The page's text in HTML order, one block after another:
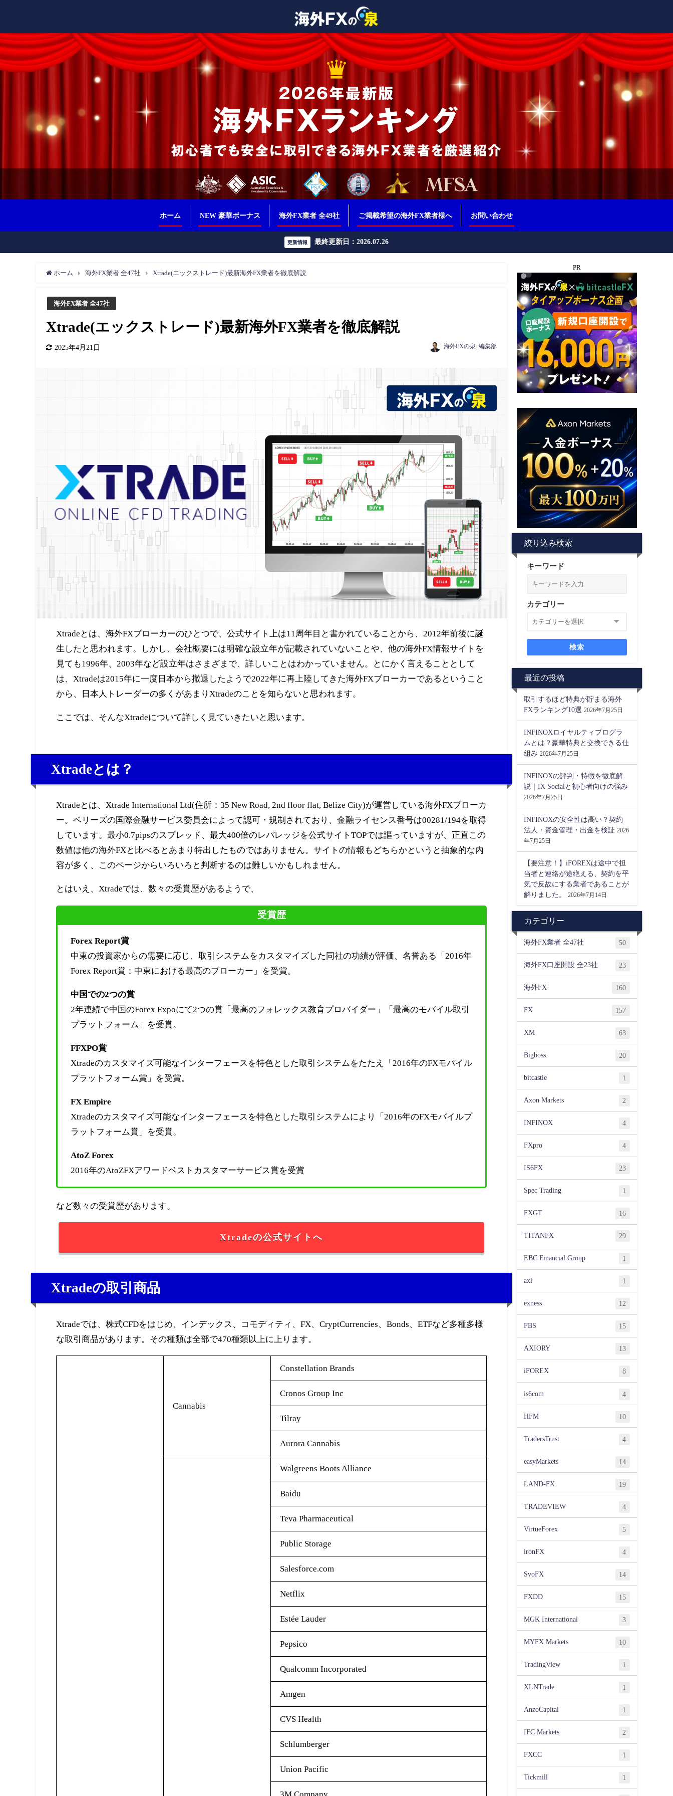
ホーム NEW 豪華ボーナス 海外FX業者 全49社 ご掲載希望の海外FX業者様へ お問い合わせ
更新情報 最終更新日：2026.07.26
ホーム 海外FX業者 全47社 Xtrade(エックストレード)最新海外FX業者を徹底解説
海外FX業者 全47社
Xtrade(エックストレード)最新海外FX業者を徹底解説
2025年4月21日 海外FXの泉_編集部
Xtradeとは、海外FXブローカーのひとつで、公式サイト上は11周年目と書かれていることから、2012年前後に誕
生したと思われます。しかし、会社概要には明確な設立年が記載されていないことや、他の海外FX情報サイトを
見ても1996年、2003年など設立年はさまざまで、詳しいことはわかっていません。とにかく言えることとして
は、Xtradeは2015年に一度日本から撤退したようで2022年に再上陸してきた海外FXブローカーであるということ
から、日本人トレーダーの多くがあまりXtradeのことを知らないと思われます。
ここでは、そんなXtradeについて詳しく見ていきたいと思います。
Xtradeとは？
Xtradeとは、Xtrade International Ltd(住所：35 New Road, 2nd floor flat, Belize City)が運営している海外FXブローカ
ー。ベリーズの国際金融サービス委員会によって認可・規制されており、金融ライセンス番号は00281/194を取得
しています。最小0.7pipsのスプレッド、最大400倍のレバレッジを公式サイトTOPでは謳っていますが、正直この
数値は他の海外FXと比べるとあまり特出したものではありません。サイトの情報もどちらかというと抽象的な内
容が多く、このページからいろいろと判断するのは難しいかもしれません。
とはいえ、Xtradeでは、数々の受賞歴があるようで、
受賞歴
Forex Report賞
中東の投資家からの需要に応じ、取引システムをカスタマイズした同社の功績が評価、名誉ある「2016年
Forex Report賞：中東における最高のブローカー」を受賞。
中国での2つの賞
2年連続で中国のForex Expoにて2つの賞「最高のフォレックス教育プロバイダー」「最高のモバイル取引
プラットフォーム」を受賞。
FFXPO賞
Xtradeのカスタマイズ可能なインターフェースを特色とした取引システムをたたえ「2016年のFXモバイル
プラットフォーム賞」を受賞。
FX Empire
Xtradeのカスタマイズ可能なインターフェースを特色とした取引システムにより「2016年のFXモバイルプ
ラットフォーム賞」を受賞。
AtoZ Forex
2016年のAtoZFXアワードベストカスタマーサービス賞を受賞
など数々の受賞歴があります。
Xtradeの公式サイトへ
Xtradeの取引商品
Xtradeでは、株式CFDをはじめ、インデックス、コモディティ、FX、CryptCurrencies、Bonds、ETFなど多種多様
な取引商品があります。その種類は全部で470種類以上に上ります。
Cannabis
Constellation Brands
Cronos Group Inc
Tilray
Aurora Cannabis
Walgreens Boots Alliance
Baidu
Teva Pharmaceutical
Public Storage
Salesforce.com
Netflix
Estée Lauder
Pepsico
Qualcomm Incorporated
Amgen
CVS Health
Schlumberger
Union Pacific
3M Company
PR
絞り込み検索
キーワード
カテゴリー
検索
最近の投稿
取引するほど特典が貯まる海外
FXランキング10選 2026年7月25日
INFINOXロイヤルティプログラ
ムとは？豪華特典と交換できる仕
組み 2026年7月25日
INFINOXの評判・特徴を徹底解
説｜IX Socialと初心者向けの強み
2026年7月25日
INFINOXの安全性は高い？契約
法人・資金管理・出金を検証 2026
年7月25日
【要注意！】iFOREXは途中で担
当者と連絡が途絶える、契約を平
気で反故にする業者であることが
解りました。
2026年7月14日
カテゴリー
海外FX業者 全47社 50
海外FX口座開設 全23社 23
海外FX 160
FX 157
XM 63
Bigboss 20
bitcastle 1
Axon Markets 2
INFINOX 4
FXpro 4
IS6FX 23
Spec Trading 1
FXGT 16
TITANFX 29
EBC Financial Group 1
axi 1
exness 12
FBS 15
AXIORY 13
iFOREX 8
is6com 4
HFM 10
TradersTrust 4
easyMarkets 14
LAND-FX 19
TRADEVIEW 4
VirtueForex 5
ironFX 4
SvoFX 14
FXDD 15
MGK International 3
MYFX Markets 10
TradingView 1
XLNTrade 1
AnzoCapital 1
IFC Markets 2
FXCC 1
Tickmill 1